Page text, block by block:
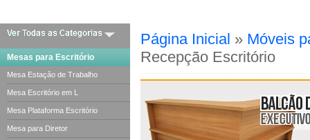
Mesas para Escritório
Mesa Estação de Trabalho
Mesa Escritório em L
Mesa Plataforma Escritório
Mesa para Diretor
Página Inicial » Móveis
Recepção Escritório